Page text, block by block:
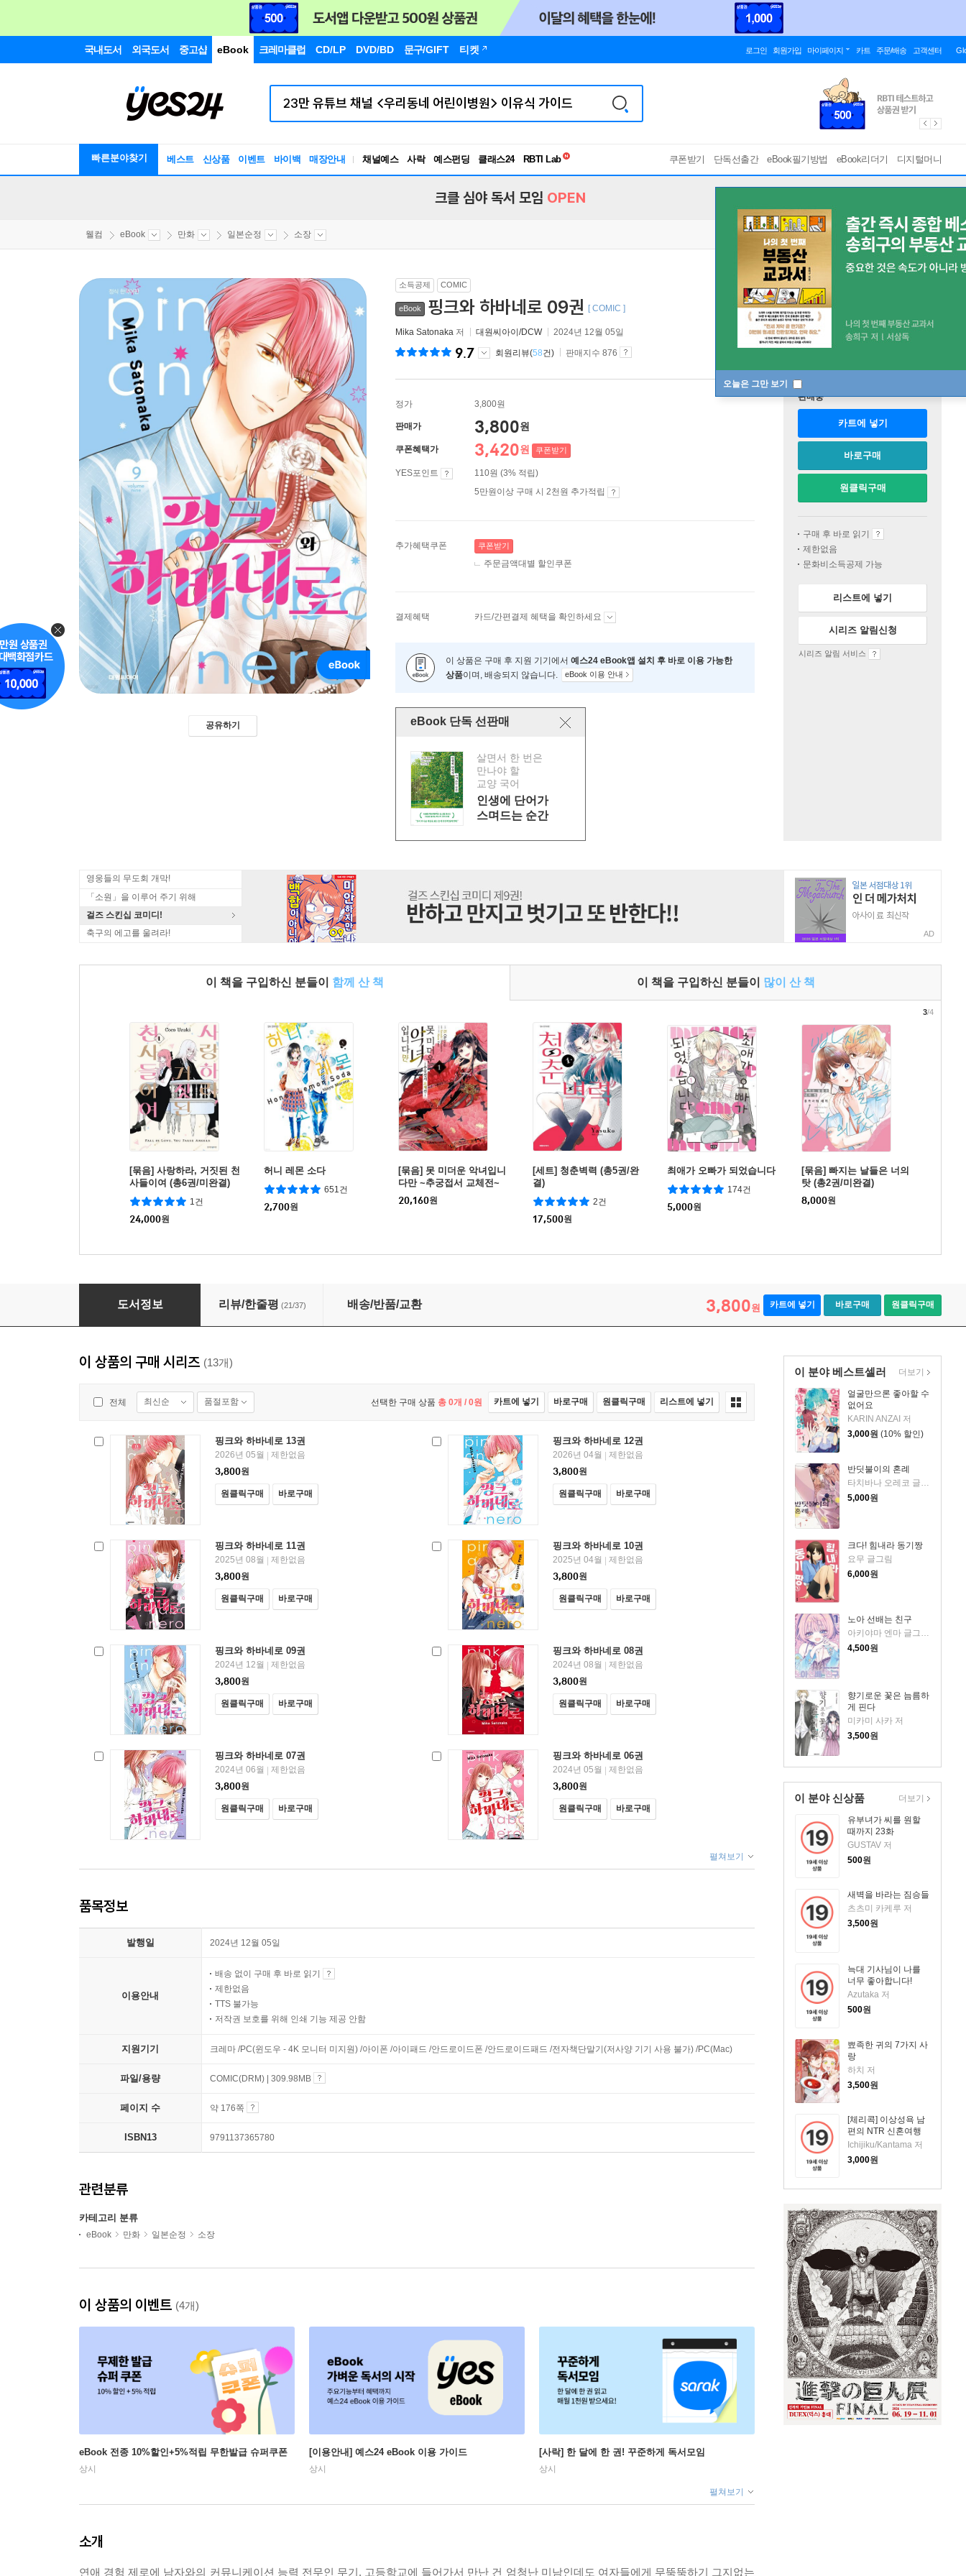
국내도서 외국도서 중고샵 eBook 크레마클럽 CD/LP DVD/BD 문구/GIFT 티켓 로그인 회원가입 마이페이지 카트 주문/배송 고객센터
빠른분야찾기 베스트 신상품 이벤트 바이백 매장안내 채널예스 사락 예스펀딩 클래스24
독서유형검사
쿠폰받기 단독선출간 eBook필기방법 eBook리더기 디지털머니
오늘은 그만 보기
크클 심야 독서 모임 OPEN
웰컴 eBook 만화 일본순정 소장
공유하기
소득공제 COMIC
eBook 핑크와 하바네로 09권 [ COMIC ]
Mika Satonaka 저 대원씨아이/DCW 2024년 12월 05일
9.7 회원리뷰(58건) 판매지수 876
정가 3,800원
판매가 3,800원
쿠폰혜택가 3,420원 쿠폰받기
YES포인트
110원 (3% 적립)
5만원이상 구매 시 2천원 추가적립
추가혜택쿠폰 쿠폰받기
주문금액대별 할인쿠폰
결제혜택 카드/간편결제 혜택을 확인하세요
이 상품은 구매 후 지원 기기에서 예스24 eBook앱 설치 후 바로 이용 가능한
상품이며, 배송되지 않습니다. eBook 이용 안내
eBook 단독 선판매
살면서 한 번은
만나야 할
교양 국어
인생에 단어가
스며드는 순간
판매중
카트에 넣기
바로구매
원클릭구매
구매 후 바로 읽기
제한없음
문화비소득공제 가능
리스트에 넣기
시리즈 알림신청
시리즈 알림 서비스
영웅들의 무도회 개막!
「소원」을 이루어 주기 위해
걸즈 스킨십 코미디!
축구의 에고를 울려라!
AD
이 책을 구입하신 분들이 함께 산 책 이 책을 구입하신 분들이 많이 산 책
[묶음] 사랑하라, 거짓된 천
사들이여 (총6권/미완결)
1건
24,000원
허니 레몬 소다
651건
2,700원
[묶음] 못 미더운 악녀입니
다만 ~추궁접서 교체전~
(코믹) (총9권/미완결)
20,160원
[세트] 청춘벽력 (총5권/완
결)
2건
17,500원
최애가 오빠가 되었습니다
174건
5,000원
[묶음] 빠지는 날들은 너의
탓 (총2권/미완결)
8,000원
3/4
핑크와 하바네로 09권
도서정보 리뷰/한줄평 (21/37) 배송/반품/교환 3,800원 카트에 넣기 바로구매 원클릭구매
이 분야 베스트셀러
얼굴만으론 좋아할 수
없어요
KARIN ANZAI 저
3,000원 (10% 할인)
반딧불이의 혼례
타치바나 오레코 글,그림/유유리 역
5,000원
크다! 힘내라 동기짱
요무 글그림
6,000원
노아 선배는 친구
아키야마 엔마 글그림/심이슬 역
4,500원
향기로운 꽃은 늠름하
게 핀다
미카미 사카 저
3,500원
더보기
이 분야 신상품
유부녀가 씨를 원할
때까지 23화
GUSTAV 저
500원
새벽을 바라는 짐승들
츠츠미 카케루 저
3,500원
늑대 기사님이 나를
너무 좋아합니다!
Azutaka 저
500원
뾰족한 귀의 7가지 사
랑
하치 저
3,500원
[체리콕] 이상성욕 남
편의 NTR 신혼여행
Ichijiku/Kantama 저
3,000원
더보기
이 상품의 구매 시리즈 (13개)
전체 최신순 품절포함 선택한 구매 상품 총 0개 / 0원 카트에 넣기 바로구매 원클릭구매 리스트에 넣기
핑크와 하바네로 13권
2026년 05월 | 제한없음
3,800원
원클릭구매 바로구매
핑크와 하바네로 12권
2026년 04월 | 제한없음
3,800원
원클릭구매 바로구매
핑크와 하바네로 11권
2025년 08월 | 제한없음
3,800원
원클릭구매 바로구매
핑크와 하바네로 10권
2025년 04월 | 제한없음
3,800원
원클릭구매 바로구매
핑크와 하바네로 09권
2024년 12월 | 제한없음
3,800원
원클릭구매 바로구매
핑크와 하바네로 08권
2024년 08월 | 제한없음
3,800원
원클릭구매 바로구매
핑크와 하바네로 07권
2024년 06월 | 제한없음
3,800원
원클릭구매 바로구매
핑크와 하바네로 06권
2024년 05월 | 제한없음
3,800원
원클릭구매 바로구매
펼쳐보기
품목정보
발행일 2024년 12월 05일
이용안내
배송 없이 구매 후 바로 읽기
제한없음
TTS 불가능
저작권 보호를 위해 인쇄 기능 제공 안함
지원기기 크레마 /PC(윈도우 - 4K 모니터 미지원) /아이폰 /아이패드 /안드로이드폰 /안드로이드패드 /전자책단말기(저사양 기기 사용 불가) /PC(Mac)
파일/용량 COMIC(DRM) | 309.98MB
페이지 수 약 176쪽
ISBN13 9791137365780
관련분류
카테고리 분류
eBook 만화 일본순정 소장
이 상품의 이벤트 (4개)
eBook 전종 10%할인+5%적립 무한발급 슈퍼쿠폰
상시
[이용안내] 예스24 eBook 이용 가이드
상시
[사락] 한 달에 한 권! 꾸준하게 독서모임
상시
펼쳐보기
소개
연애 경험 제로에 남자와의 커뮤니케이션 능력 전무인 무기. 고등학교에 들어가서 만난 건 엄청난 미남인데도 여자들에게 무뚝뚝하기 그지없는